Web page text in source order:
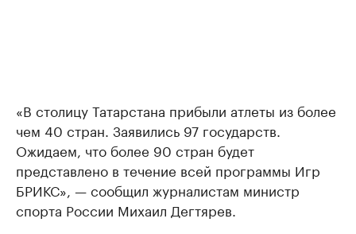
«В столицу Татарстана прибыли атлеты из более
чем 40 стран. Заявились 97 государств.
Ожидаем, что более 90 стран будет
представлено в течение всей программы Игр
БРИКС», — сообщил журналистам министр
спорта России Михаил Дегтярев.